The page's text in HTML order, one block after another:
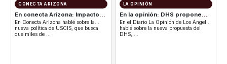
CONECTA ARIZONA
En conecta Arizona: Impacto
de la nueva política sobre
Green Card de USCIS en
inmigrantes
En Conecta Arizona hablé sobre la
nueva política de USCIS, que busca
que miles de …
LA OPINIÓN
En la opinión: DHS propone
multas de hasta $18,000 a
inmigrantes
En el Diario La Opinión de Los Ángeles
hablé sobre la nueva propuesta del
DHS, …